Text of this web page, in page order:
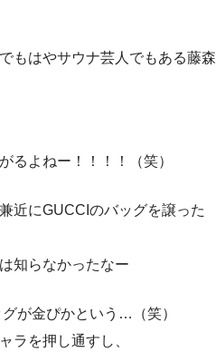
もはやサウナ芸人でもある藤森
るよねー！！！！（笑）
近にGUCCIのバッグを譲った
知らなかったなー
が金ぴかという…（笑）
ラを押し通すし、